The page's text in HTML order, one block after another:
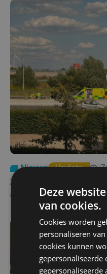
Nieuws Update
Zwaar ongeval op E403
afgeslotenDeze
van cookies.
Cookies worden
personaliseren
cookies kunnen
gepersonaliseerde